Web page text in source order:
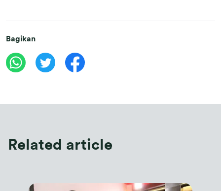
Bagikan
Related article